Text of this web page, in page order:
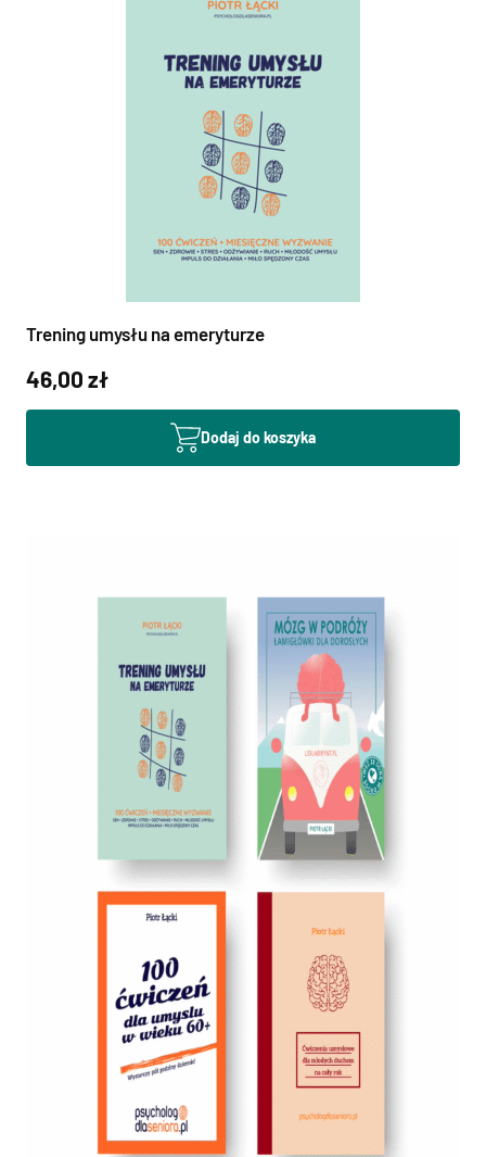
Trening umysłu na emeryturze
46,00 zł
Dodaj do koszyka